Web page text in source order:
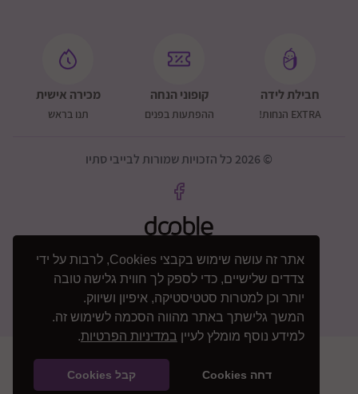
אתר זה עושה שימוש בקבצי Cookies, לרבות על ידי
צדדים שלישיים, כדי לספק לך חווית גלישה טובה
יותר וכן למטרות סטטיסטיקה, איפיון ושיווק.
המשך גלישתך באתר מהווה הסכמה לשימוש זה.
למידע נוסף מומלץ לעיין במדיניות הפרטיות.
דחה Cookies קבל Cookies
חבילת לידה
EXTRA הנחות!
קופוני הנחה
ההפתעות בפנים
מכירה אישית
תנו בראש
© 2026 כל הזכויות שמורות לבייבי סתיו